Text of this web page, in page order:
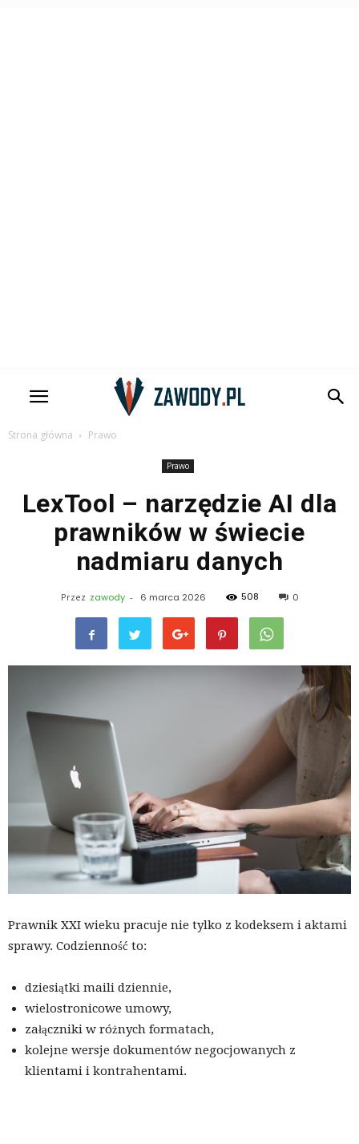
Strona główna Prawo
Prawo
LexTool – narzędzie AI dla
prawników w świecie
nadmiaru danych
Przez zawody - 6 marca 2026 508 0
Prawnik XXI wieku pracuje nie tylko z kodeksem i aktami
sprawy. Codzienność to:
dziesiątki maili dziennie,
wielostronicowe umowy,
załączniki w różnych formatach,
kolejne wersje dokumentów negocjowanych z
klientami i kontrahentami.